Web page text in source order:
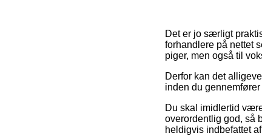
Det er jo særligt
forhandlere på nettet
piger, men også til
Derfor kan det
inden du
Du skal imidlertid
overordentlig god, så
heldigvis indbefattet